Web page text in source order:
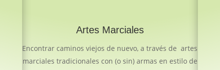
Artes Marciales
Encontrar caminos viejos de nuevo, a través de artes
marciales tradicionales con (o sin) armas en estilo de